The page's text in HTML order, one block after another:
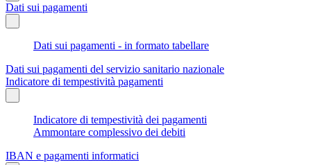
Dati sui pagamenti
Dati sui pagamenti - in formato tabellare
Dati sui pagamenti del servizio sanitario nazionale
Indicatore di tempestività pagamenti
Indicatore di tempestività dei pagamenti
Ammontare complessivo dei debiti
IBAN e pagamenti informatici